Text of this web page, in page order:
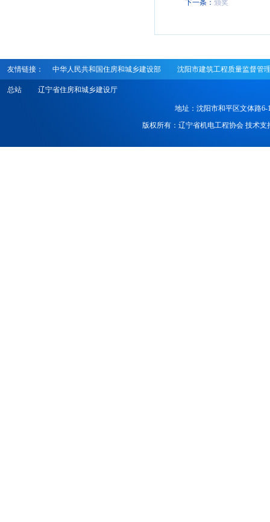
下一条： 颁奖
友情链接： 中华人民共和国住房和城乡建设部 沈阳市建筑工程质量监督管
总站 辽宁省住房和城乡建设厅
地址：沈阳市和平区文体路
版权所有：辽宁省机电工程协会 技术支